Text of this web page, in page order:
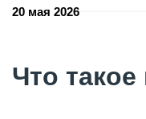
20 мая 2026
Что